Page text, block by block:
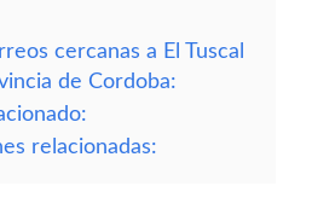
cercanas a El Tuscal
de Cordoba:
relacionadas: